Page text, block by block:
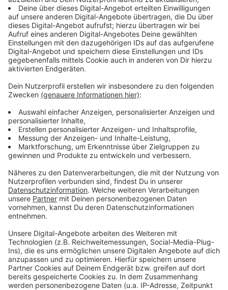
bis Samstagabend gesperrt. Hintergrund der Sperrung
ist der achtspurige Ausbau der A1 zwischen
Leverkusen-West und Köln-Niehl. Die Autobahn GmbH
baut in der Anschlussstelle diese Woche den Asphalt
aus.
Weitere Meldungen aus Leverkusen
Anzeige
tagt
Neuer Quartierstreff in Leverkusen verzögert sich
Leverkusen: Deutschlandticket sozial ab neuem Jahr
Anzeige